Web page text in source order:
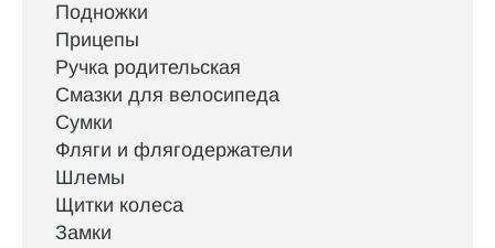
Подножки
Прицепы
Ручка родительская
Смазки для велосипеда
Сумки
Фляги и флягодержатели
Шлемы
Щитки колеса
Замки